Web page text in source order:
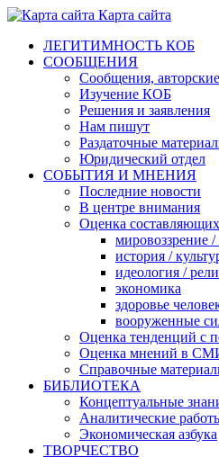
Карта сайта
ЛЕГИТИМНОСТЬ КОБ
СООБЩЕНИЯ
Сообщения,
Изучение КОБ
Решения и заявления
Нам пишут
Раздаточные
Юридический отдел
СОБЫТИЯ И МНЕНИЯ
Последние новости
В центре внимания
Оценка
мировоззрение /
история /
идеология /
экономика
здоровье
вооруженные
Оценка тенденций с
Оценка мнений в
Справочные
БИБЛИОТЕКА
Концептуальные
Аналитические
Экономическая азбука
ТВОРЧЕСТВО